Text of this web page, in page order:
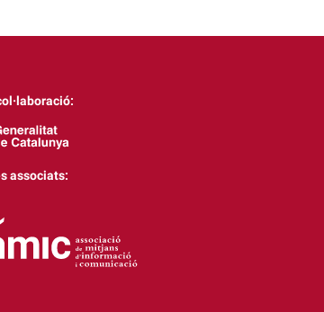
associats: